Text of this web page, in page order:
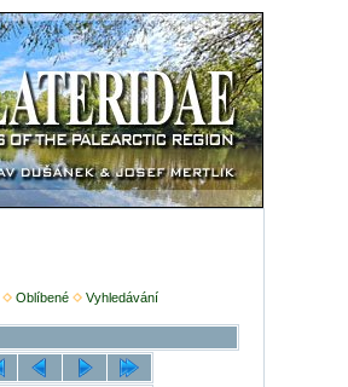
Oblíbené Vyhledávání